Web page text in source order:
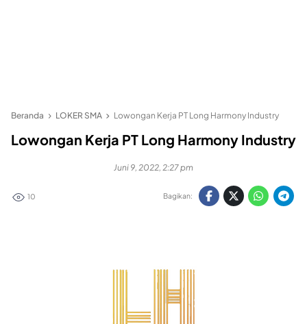
Beranda LOKER SMA Lowongan Kerja PT Long Harmony Industry
Lowongan Kerja PT Long Harmony Industry
Juni 9, 2022, 2:27 pm
10 Bagikan: